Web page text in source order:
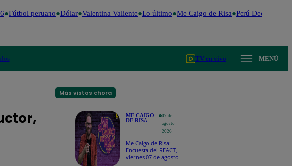
Fútbol peruano Dólar Valentina Valiente Lo último Me Caigo de Risa Perú Decide 2026
TV en vivo MENÚ
Más vistos ahora
ME CAIGO
DE RISA
07 de
agosto
2026
Me Caigo de Risa:
Encuesta del REACT,
viernes 07 de agosto